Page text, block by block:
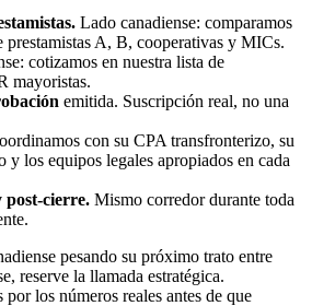
Lado canadiense: comparamos
prestamistas A, B, cooperativas y MICs.
cotizamos en nuestra lista de
mayoristas.
emitida. Suscripción real, no una
con su CPA transfronterizo, su
y los equipos legales apropiados en cada
post-cierre. Mismo corredor durante toda
pesando su próximo trato entre
reserve la llamada estratégica.
por los números reales antes de que